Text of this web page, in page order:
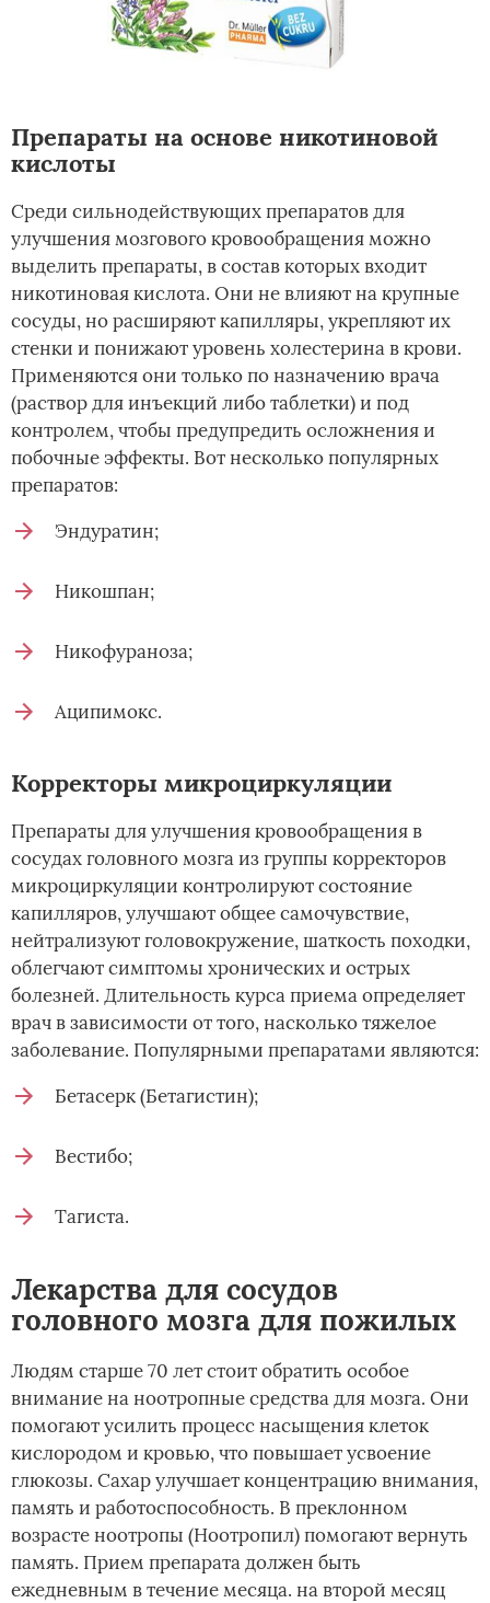
Препараты на основе никотиновой
кислоты
Среди сильнодействующих препаратов для
улучшения мозгового кровообращения можно
выделить препараты, в состав которых входит
никотиновая кислота. Они не влияют на крупные
сосуды, но расширяют капилляры, укрепляют их
стенки и понижают уровень холестерина в крови.
Применяются они только по назначению врача
(раствор для инъекций либо таблетки) и под
контролем, чтобы предупредить осложнения и
побочные эффекты. Вот несколько популярных
препаратов:
Эндуратин;
Никошпан;
Никофураноза;
Аципимокс.
Корректоры микроциркуляции
Препараты для улучшения кровообращения в
сосудах головного мозга из группы корректоров
микроциркуляции контролируют состояние
капилляров, улучшают общее самочувствие,
нейтрализуют головокружение, шаткость походки,
облегчают симптомы хронических и острых
болезней. Длительность курса приема определяет
врач в зависимости от того, насколько тяжелое
заболевание. Популярными препаратами являются:
Бетасерк (Бетагистин);
Вестибо;
Тагиста.
Лекарства для сосудов
головного мозга для пожилых
Людям старше 70 лет стоит обратить особое
внимание на ноотропные средства для мозга. Они
помогают усилить процесс насыщения клеток
кислородом и кровью, что повышает усвоение
глюкозы. Сахар улучшает концентрацию внимания,
память и работоспособность. В преклонном
возрасте ноотропы (Ноотропил) помогают вернуть
память. Прием препарата должен быть
ежедневным в течение месяца. на второй месяц